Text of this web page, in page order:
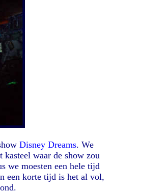
Disney Dreams. We
kasteel waar de show zou
we moesten een hele tijd
een korte tijd is het al vol,